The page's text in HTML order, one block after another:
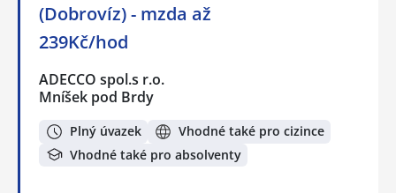
(Dobrovíz) - mzda až
239Kč/hod
ADECCO spol.s r.o.
Mníšek pod Brdy
Plný úvazek
Vhodné také pro cizince
Vhodné také pro absolventy